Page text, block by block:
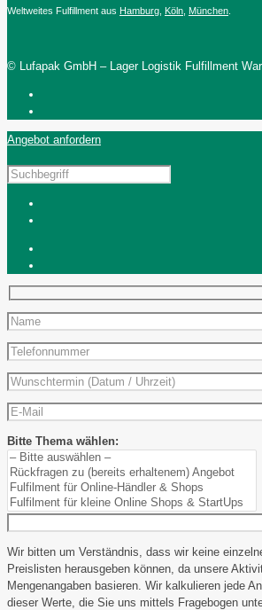
Weltweites Fulfillment aus Hamburg Köln München
© Lufapak GmbH – Lager Logistik Fulfillment
Angebot anfordern
Bitte Thema wählen:
Wir bitten um Verständnis, dass wir keine
Preislisten herausgeben können, da unsere
Mengenangaben basieren. Wir kalkulieren jede
dieser Werte, die Sie uns mittels Fragebogen